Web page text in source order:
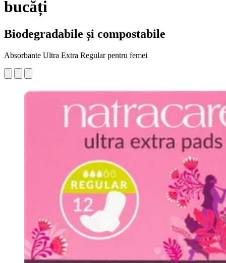
bucăți
Biodegradabile și compostabile
Absorbante Ultra Extra Regular pentru femei